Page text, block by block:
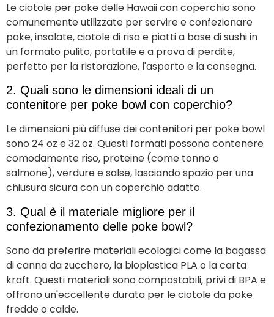
Le ciotole per poke delle Hawaii con coperchio sono
comunemente utilizzate per servire e confezionare
poke, insalate, ciotole di riso e piatti a base di sushi in
un formato pulito, portatile e a prova di perdite,
perfetto per la ristorazione, l'asporto e la consegna.
2. Quali sono le dimensioni ideali di un
contenitore per poke bowl con coperchio?
Le dimensioni più diffuse dei contenitori per poke bowl
sono 24 oz e 32 oz. Questi formati possono contenere
comodamente riso, proteine (come tonno o
salmone), verdure e salse, lasciando spazio per una
chiusura sicura con un coperchio adatto.
3. Qual è il materiale migliore per il
confezionamento delle poke bowl?
Sono da preferire materiali ecologici come la bagassa
di canna da zucchero, la bioplastica PLA o la carta
kraft. Questi materiali sono compostabili, privi di BPA e
offrono un'eccellente durata per le ciotole da poke
fredde o calde.